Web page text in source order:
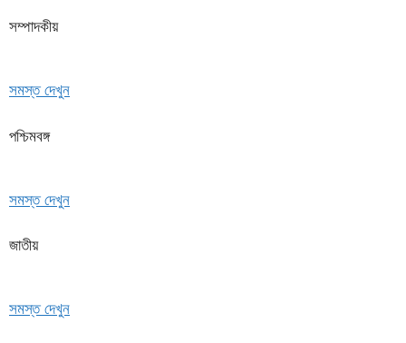
সম্পাদকীয়
সমস্ত দেখুন
পশ্চিমবঙ্গ
সমস্ত দেখুন
জাতীয়
সমস্ত দেখুন